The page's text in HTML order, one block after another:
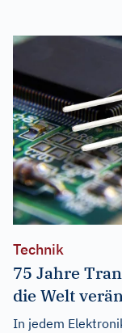
Technik
75 Jahre
die Welt
In jedem